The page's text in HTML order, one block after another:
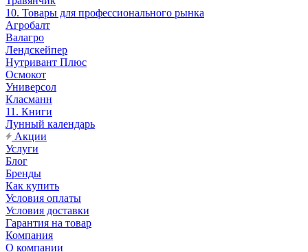
10. Товары для профессионального рынка
Агробалт
Валагро
Лендскейпер
Нутривант Плюс
Осмокот
Универсол
Класманн
11. Книги
Лунный календарь
Акции
Услуги
Блог
Бренды
Как купить
Условия оплаты
Условия доставки
Гарантия на товар
Компания
О компании